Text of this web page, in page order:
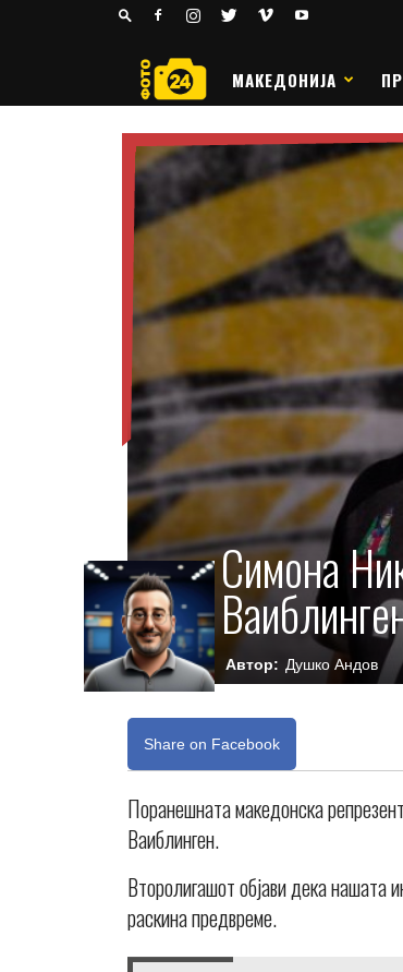
РАКОМЕТ
МАКЕДОНИЈА
Симона
Автор: Душко Андов
Share on Facebook
Поранешната македонска
Ваиблинген.
Второлигашот објави дека нашата
раскина предвреме.